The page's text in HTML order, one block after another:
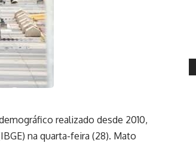
realizado desde 2010,
na quarta-feira (28). Mato